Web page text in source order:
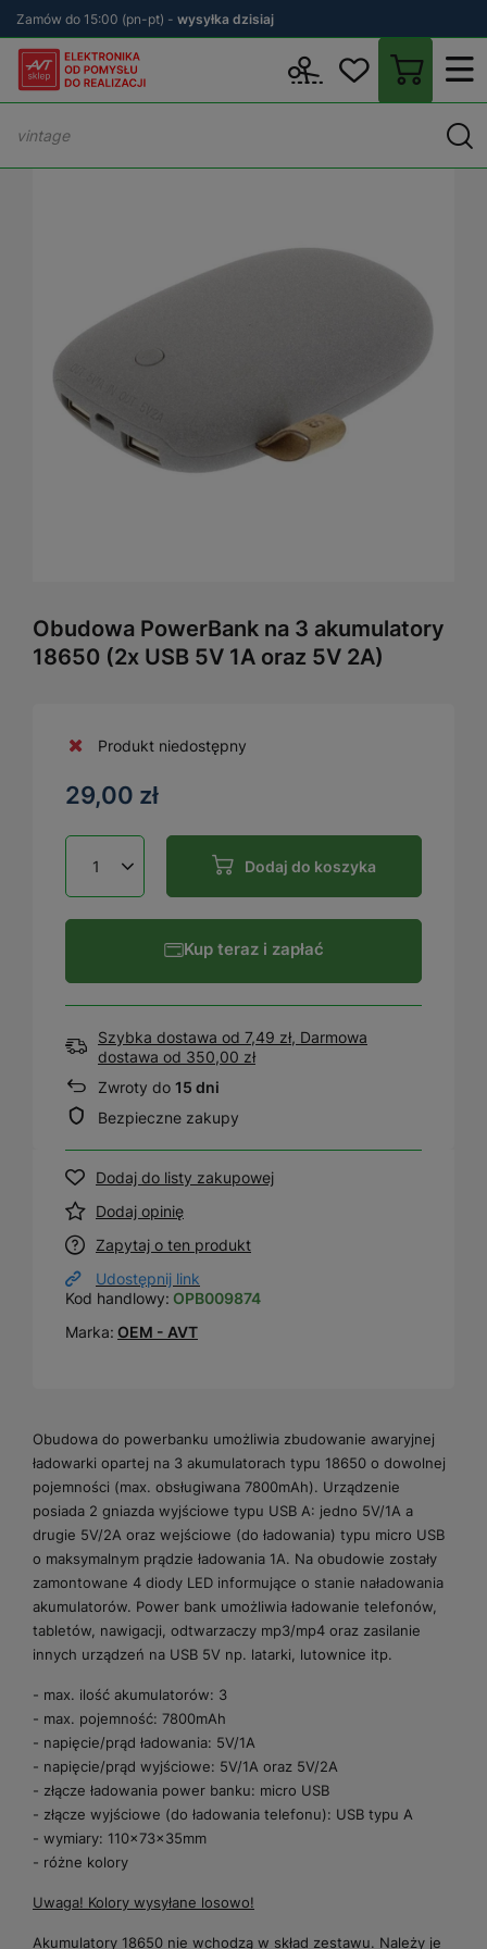
Zamów do 15:00 (pn-pt) - wysyłka dzisiaj
Obudowy do
Obudowa PowerBank na 3 akumulatory
18650 (2x USB 5V 1A oraz 5V 2A)
Produkt niedostępny
29,00 zł
Dodaj do koszyka
Kup teraz i zapłać
Szybka dostawa od 7,49 zł, Darmowa
dostawa od 350,00 zł
Zwroty do 15 dni
Bezpieczne zakupy
Dodaj do listy zakupowej
Dodaj opinię
Zapytaj o ten produkt
Udostępnij link
Kod handlowy: OPB009874
Marka: OEM - AVT
Obudowa do powerbanku umożliwia zbudowanie awaryjnej
ładowarki opartej na 3 akumulatorach typu 18650 o dowolnej
pojemności (max. obsługiwana 7800mAh). Urządzenie
posiada 2 gniazda wyjściowe typu USB A: jedno 5V/1A a
drugie 5V/2A oraz wejściowe (do ładowania) typu micro USB
o maksymalnym prądzie ładowania 1A. Na obudowie zostały
zamontowane 4 diody LED informujące o stanie naładowania
akumulatorów. Power bank umożliwia ładowanie telefonów,
tabletów, nawigacji, odtwarzaczy mp3/mp4 oraz zasilanie
innych urządzeń na USB 5V np. latarki, lutownice itp.
- max. ilość akumulatorów: 3
- max. pojemność: 7800mAh
- napięcie/prąd ładowania: 5V/1A
- napięcie/prąd wyjściowe: 5V/1A oraz 5V/2A
- złącze ładowania power banku: micro USB
- złącze wyjściowe (do ładowania telefonu): USB typu A
- wymiary: 110x73x35mm
- różne kolory
Uwaga! Kolory wysyłane losowo!
Akumulatory 18650 nie wchodzą w skład zestawu. Należy je